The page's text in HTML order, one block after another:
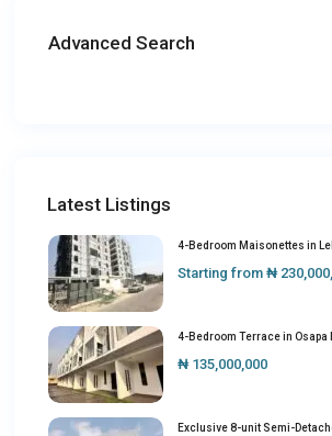
Advanced Search
Latest Listings
4-Bedroom Maisonettes in
Starting from ₦
4-Bedroom Terrace in Osapa
₦ 135,000,000
Exclusive 8-unit Semi-